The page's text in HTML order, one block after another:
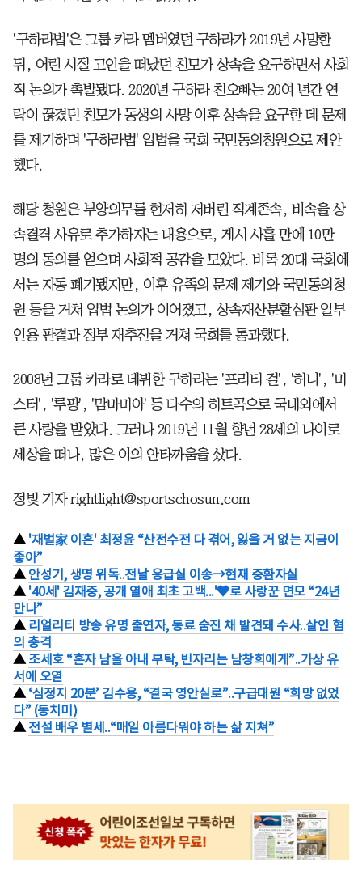
'구하라법'은 그룹 카라 멤버였던 구하라가 2019년 사망한
뒤, 어린 시절 고인을 떠났던 친모가 상속을 요구하면서 사회
적 논의가 촉발됐다. 2020년 구하라 친오빠는 20여 년간 연
락이 끊겼던 친모가 동생의 사망 이후 상속을 요구한 데 문제
를 제기하며 '구하라법' 입법을 국회 국민동의청원으로 제안
했다.
해당 청원은 부양의무를 현저히 저버린 직계존속, 비속을 상
속결격 사유로 추가하자는 내용으로, 게시 사흘 만에 10만
명의 동의를 얻으며 사회적 공감을 모았다. 비록 20대 국회에
서는 자동 폐기됐지만, 이후 유족의 문제 제기와 국민동의청
원 등을 거쳐 입법 논의가 이어졌고, 상속재산분할심판 일부
인용 판결과 정부 재추진을 거쳐 국회를 통과했다.
2008년 그룹 카라로 데뷔한 구하라는 '프리티 걸', '허니', '미
스터', '루팡', '맘마미아' 등 다수의 히트곡으로 국내외에서
큰 사랑을 받았다. 그러나 2019년 11월 향년 28세의 나이로
세상을 떠나, 많은 이의 안타까움을 샀다.
정빛 기자 rightlight@sportschosun.com
▲ '재벌家 이혼' 최정윤 “산전수전 다 겪어, 잃을 거 없는 지금이
좋아”
▲ 안성기, 생명 위독..전날 응급실 이송→현재 중환자실
▲ '40세' 김재중, 공개 열애 최초 고백...'♥로 사랑꾼 면모 “24년
만나”
▲ 리얼리티 방송 유명 출연자, 동료 숨진 채 발견돼 수사..살인 혐
의 충격
▲ 조세호 “혼자 남을 아내 부탁, 빈자리는 남창희에게”..가상 유
서에 오열
▲ ‘심정지 20분’ 김수용, “결국 영안실로”..구급대원 “희망 없었
다” (동치미)
▲ 전설 배우 별세..“매일 아름다워야 하는 삶 지쳐”